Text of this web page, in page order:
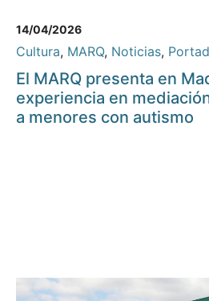
14/04/2026
Cultura, MARQ, Noticias,
El MARQ presenta en
experiencia en
a menores con autismo